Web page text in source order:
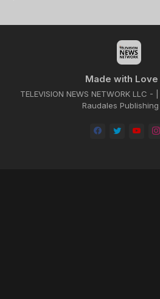
Made with
TELEVISION NEWS NETWORK LLC
Raudales Publishing